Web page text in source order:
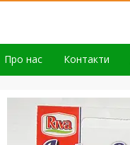
Про нас Контакти